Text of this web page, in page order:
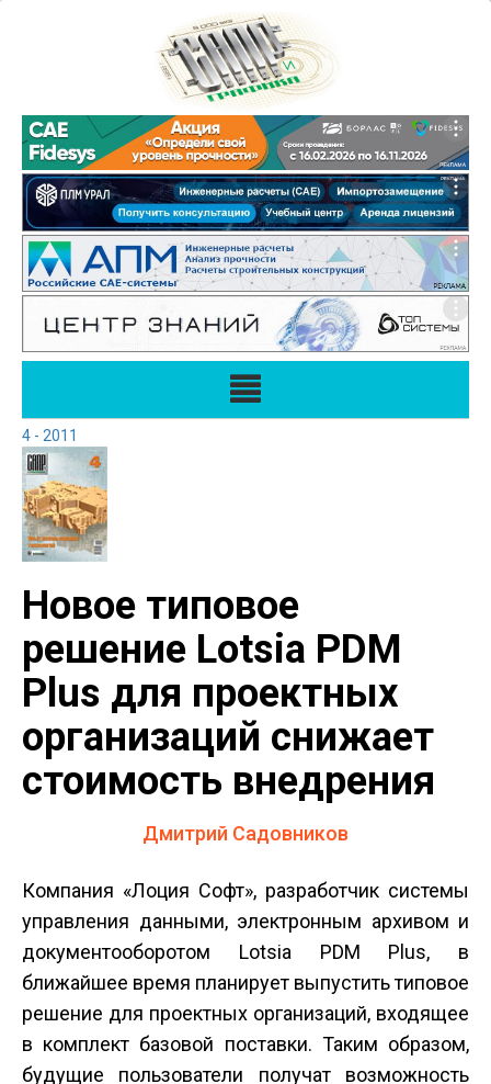
4 - 2011
Новое типовое
решение Lotsia PDM
Plus для проектных
организаций снижает
стоимость внедрения
Дмитрий Садовников
Компания «Лоция Софт», разработчик системы
управления данными, электронным архивом и
документооборотом Lotsia PDM Plus, в
ближайшее время планирует выпустить типовое
решение для проектных организаций, входящее
в комплект базовой поставки. Таким образом,
будущие пользователи получат возможность